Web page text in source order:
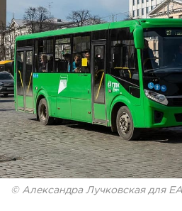
© Александра Лучковская для